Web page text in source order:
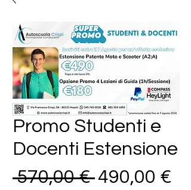
Promo Studenti e
Docenti Estensione
570,00 € Prezzo
490,00 €